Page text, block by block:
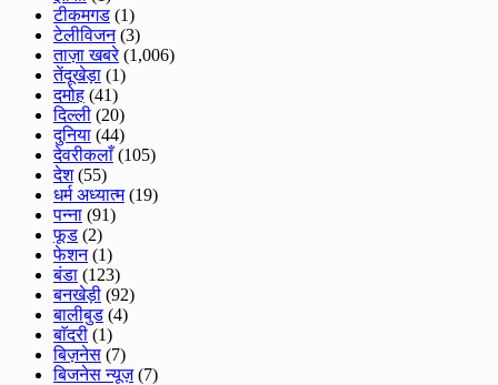
टीकमगड (1)
टेलीविजन(3)
ताज़ा खबरे(1,006)
तेंदूखेड़ा (1)
दमोह (41)
दिल्ली (20)
दुनिया (44)
देवरीकलाँ(105)
देश(55)
धर्म अध्यात्म(19)
पन्ना (91)
फूड (2)
फेशन(1)
बंडा (123)
बनखेड़ी (92)
बालीबुड (4)
बाॅदरी (1)
बिज़नेस (7)
बिजनेस न्यूज़(7)